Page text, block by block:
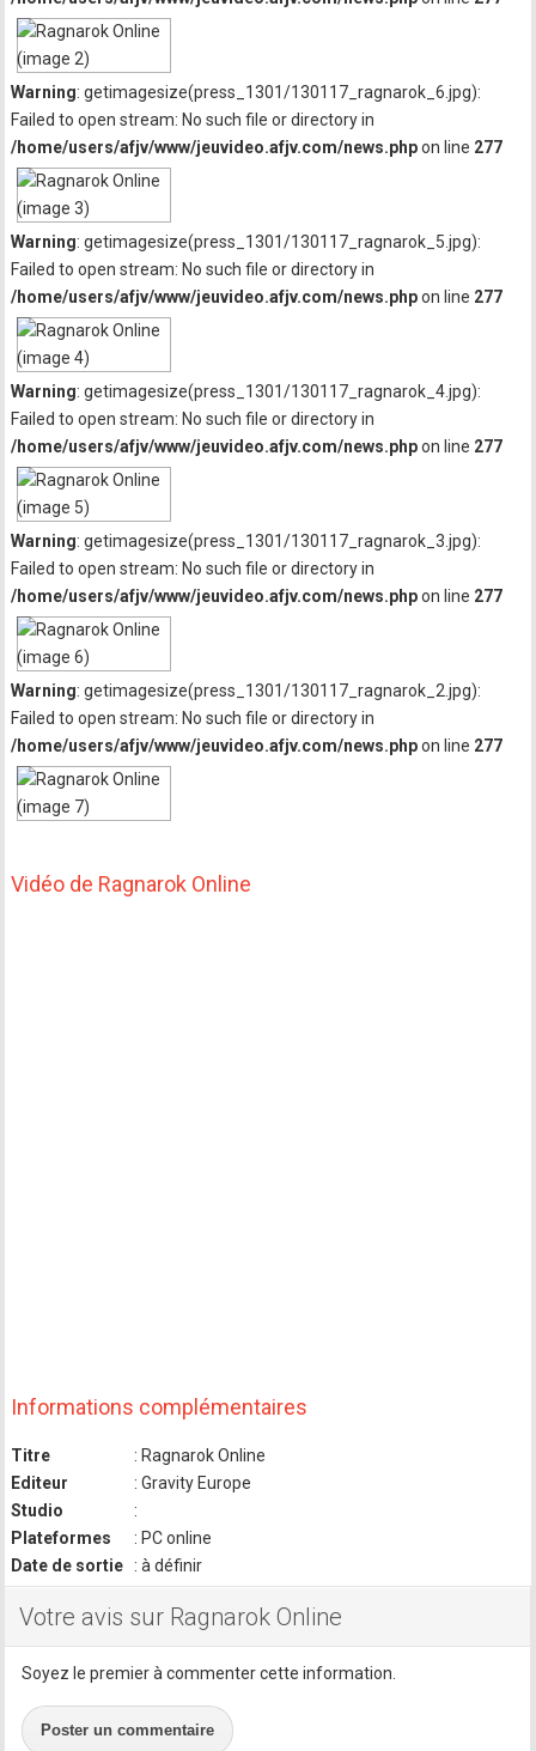
Warning: getimagesize(press_1301/130117_ragnarok_6.jpg):
Failed to open stream: No such file or directory in
/home/users/afjv/www/jeuvideo.afjv.com/news.phpon line 277
Warning: getimagesize(press_1301/130117_ragnarok_5.jpg):
Failed to open stream: No such file or directory in
/home/users/afjv/www/jeuvideo.afjv.com/news.phpon line 277
Warning: getimagesize(press_1301/130117_ragnarok_4.jpg):
Failed to open stream: No such file or directory in
/home/users/afjv/www/jeuvideo.afjv.com/news.phpon line 277
Warning: getimagesize(press_1301/130117_ragnarok_3.jpg):
Failed to open stream: No such file or directory in
/home/users/afjv/www/jeuvideo.afjv.com/news.phpon line 277
Warning: getimagesize(press_1301/130117_ragnarok_2.jpg):
Failed to open stream: No such file or directory in
/home/users/afjv/www/jeuvideo.afjv.com/news.phpon line 277
Vidéo de Ragnarok Online
Informations complémentaires
Titre
: Ragnarok Online
Editeur
: Gravity Europe
Studio
:
Plateformes
: PC online
Date de sortie
: à définir
Votre avis sur Ragnarok Online
Soyez le premier à commenter cette information.
Poster un commentaire